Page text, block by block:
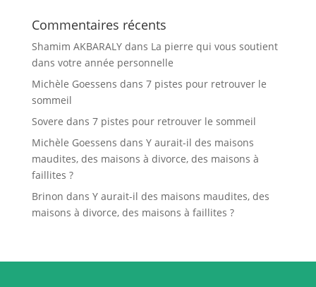
Commentaires récents
Shamim AKBARALYdans La pierre qui vous soutient
dans votre année personnelle
Michèle Goessens dans 7 pistes pour retrouver le
sommeil
Sovere dans 7 pistes pour retrouver le sommeil
Michèle Goessens dans Y aurait-il des maisons
maudites, des maisons à divorce, des maisons à
faillites ?
Brinon dans Y aurait-il des maisons maudites, des
maisons à divorce, des maisons à faillites ?